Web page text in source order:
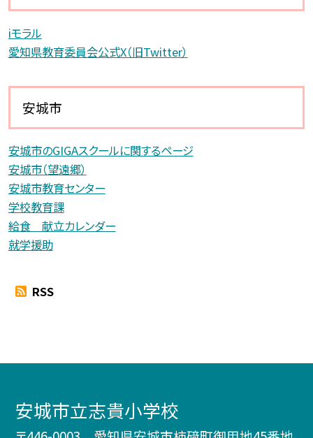
iモラル
愛知県教育委員会公式X（旧Twitter）
安城市
安城市のGIGAスクールに関するページ
安城市（望遠郷）
安城市教育センター
学校教育課
給食 献立カレンダー
就学援助
RSS
安城市立志貴小学校